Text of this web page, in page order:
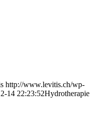
http://www.levitis.ch/wp-
14 22:23:52Hydrotherapie